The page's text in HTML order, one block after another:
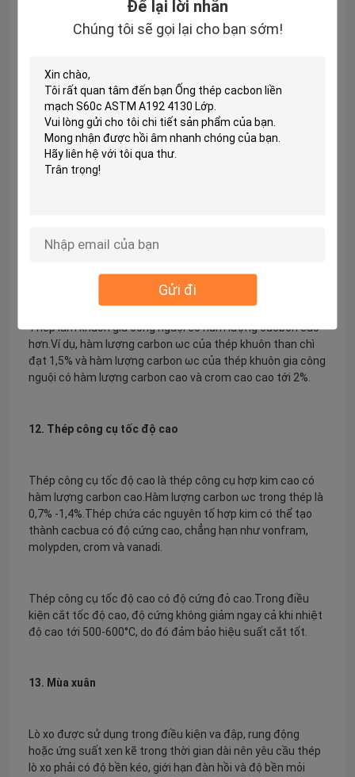
Để lại lời nhắn
Chúng tôi sẽ gọi lại cho bạn sớm!
Gửi đi
Thép công cụ hợp kim là thép carbon trung bình và cao có
silicon, crom, vonfram, molypden, vanadi, v.v. Thép công cụ
hợp kim dễ làm cứng, không dễ biến dạng và nứt.Nó phù
hợp để sản xuất các dụng cụ cắt, khuôn và dụng cụ đo
lường có kích thước lớn và phức tạp.Hàm lượng carbon
của thép công cụ hợp kim là khác nhau cho các mục đích
khác nhau.
cho khuôn biến dạng nóng thấp, ωc nằm trong khoảng
khoảng ωc1% carbon;
Thép làm khuôn gia công nguội có hàm lượng cacbon cao
hơn.Ví dụ, hàm lượng carbon ωc của thép khuôn than chì
đạt 1,5% và hàm lượng carbon ωc của thép khuôn gia công
nguội có hàm lượng carbon cao và crom cao cao tới 2%.
12. Thép công cụ tốc độ cao
Thép công cụ tốc độ cao là thép công cụ hợp kim cao có
hàm lượng carbon cao.Hàm lượng carbon ωc trong thép là
0,7% -1,4%.Thép chứa các nguyên tố hợp kim có thể tạo
thành cacbua có độ cứng cao, chẳng hạn như vonfram,
molypden, crom và vanadi.
Thép công cụ tốc độ cao có độ cứng đỏ cao.Trong điều
kiện cắt tốc độ cao, độ cứng không giảm ngay cả khi nhiệt
độ cao tới 500-600°C, do đó đảm bảo hiệu suất cắt tốt.
13. Mùa xuân
Lò xo được sử dụng trong điều kiện va đập, rung động
hoặc ứng suất xen kẽ trong thời gian dài nên yêu cầu thép
lò xo phải có độ bền kéo, giới hạn đàn hồi và độ bền mỏi